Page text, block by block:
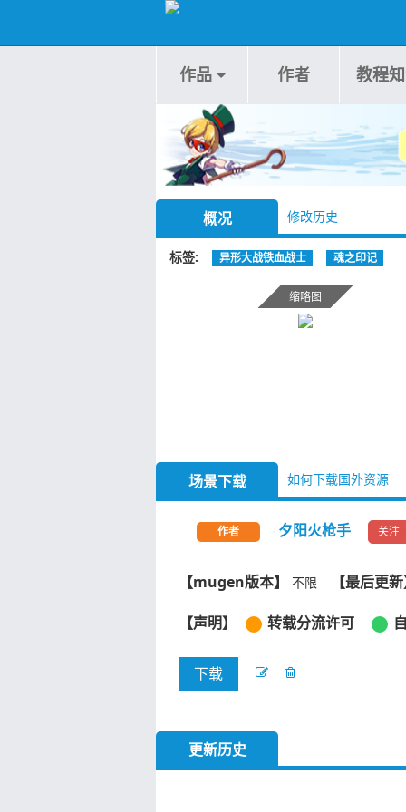
作品 作者 教程
概况 修改历史
标签 异形大战铁血战士 魂之印记
缩略图
场景下载 如何下载国外资源
作者 夕阳火枪手 关注
【mugen版本】 不限 【最后更
【声明】 转载分流许可
下载
更新历史